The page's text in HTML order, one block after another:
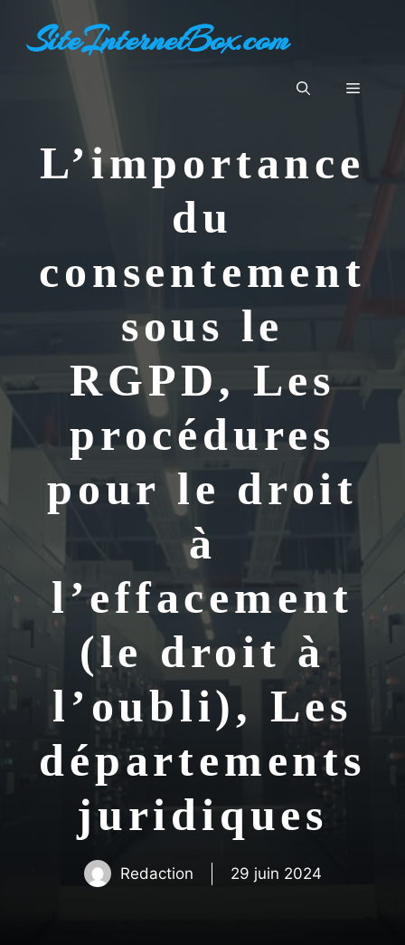
contenuSiteInternetBox.com
Menu
L’importance
du
consentement
sous le
RGPD, Les
procédures
pour le droit
à
l’effacement
(le droit à
l’oubli), Les
départements
juridiques
Redaction 29 juin 2024